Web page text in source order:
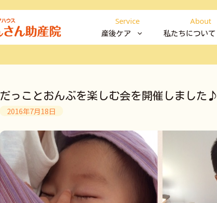
Service
産後ケア
About
私たちについて
だっことおんぶを楽しむ会を開催しました♪
2016年7月18日